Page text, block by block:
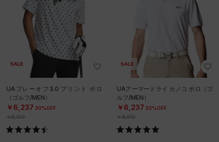
SALE
UAプレーオフ3.0 プリント ポロ
（ゴルフ/MEN）
￥6,237 30%OFF
￥8,910
SALE
UAアーマードライ カノコ ポロ（ゴ
ルフ/MEN）
￥6,237 30%OFF
￥8,910